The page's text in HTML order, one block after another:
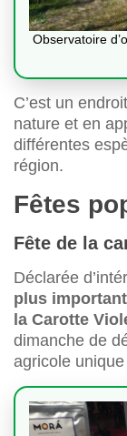
Observatoire
C’est un
nature et en
différentes
région.
Fêtes
Fête de la
Déclarée
plus
la Carotte
dimanche de
agricole